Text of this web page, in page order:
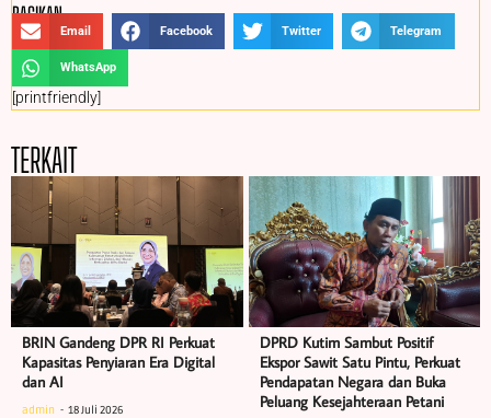
BAGIKAN :
Email Facebook Twitter Telegram
WhatsApp
[printfriendly]
TERKAIT
BRIN Gandeng DPR RI Perkuat
Kapasitas Penyiaran Era Digital
dan AI
admin 18 Juli 2026
DPRD Kutim Sambut Positif
Ekspor Sawit Satu Pintu, Perkuat
Pendapatan Negara dan Buka
Peluang Kesejahteraan Petani